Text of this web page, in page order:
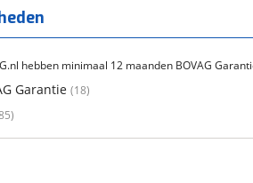
hebben minimaal 12 maanden BOVAG
Garantie (18)
)